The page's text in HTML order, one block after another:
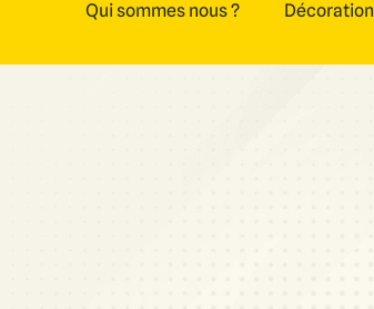
Qui sommes nous ? Décoration